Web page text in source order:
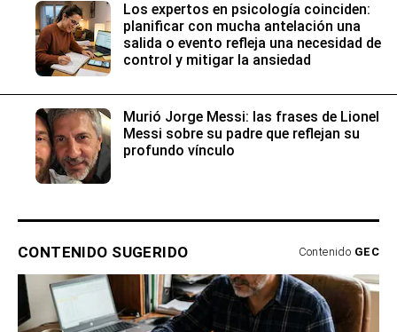
Los expertos en psicología coinciden:
planificar con mucha antelación una
salida o evento refleja una necesidad de
control y mitigar la ansiedad
Murió Jorge Messi: las frases de Lionel
Messi sobre su padre que reflejan su
profundo vínculo
CONTENIDO SUGERIDO Contenido GEC